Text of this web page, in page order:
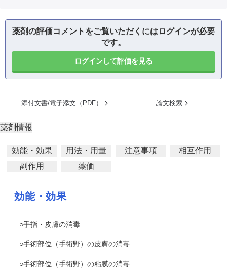
薬剤の評価コメントをご覧いただくにはログインが必要
です。
ログインして評価を見る
添付文書/電子添文（PDF） 論文検索
薬剤情報
効能・効果 用法・用量 注意事項
相互作用
副作用
薬価
効能・効果
○手指・皮膚の消毒
○手術部位（手術野）の皮膚の消毒
○手術部位（手術野）の粘膜の消毒